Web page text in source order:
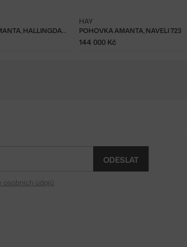
KŘESLO AMANTA, HALLINGDAL 130 POHOVKA AMANTA, NAVELI 723
HAY
144 000 Kč
ODESLAT
osobních údajů